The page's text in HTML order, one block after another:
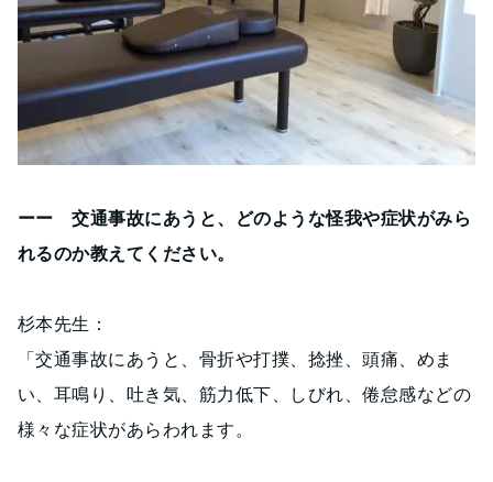
ーー 交通事故にあうと、どのような怪我や症状がみら
れるのか教えてください。
杉本先生：
「交通事故にあうと、骨折や打撲、捻挫、頭痛、めま
い、耳鳴り、吐き気、筋力低下、しびれ、倦怠感などの
様々な症状があらわれます。